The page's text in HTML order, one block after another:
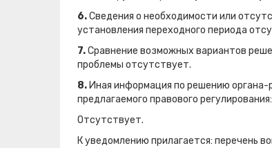
6.Сведения о необходимости или
установления переходного периода
7.Сравнение возможных вариантов
проблемы отсутствует.
8. Иная информация по решению органа-
предлагаемого правового регулирования:
Отсутствует.
К уведомлению прилагается: перечень